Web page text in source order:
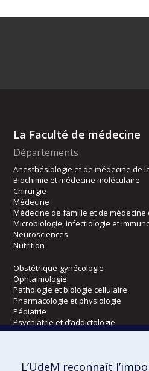
La Faculté de médecine
Départements
Anesthésiologie et de médecine de
Biochimie et médecine moléculaire
Chirurgie
Médecine
Médecine de famille et de médecine
Microbiologie, infectiologie et
Neurosciences
Nutrition
Obstétrique-gynécologie
Ophtalmologie
Pathologie et biologie cellulaire
Pharmacologie et physiologie
Pédiatrie
Psychiatrie et d’addictologie
Radiologie, radio-oncologie et
L’UdeM reconnaît